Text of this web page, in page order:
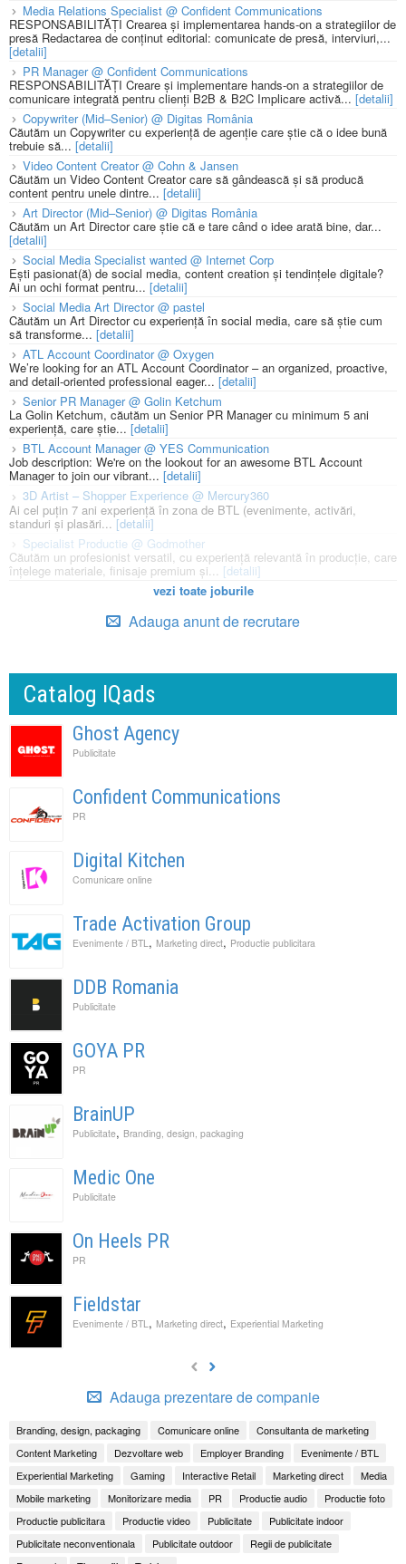
Media Relations Specialist @ Confident Communications
RESPONSABILITĂȚI Crearea și implementarea hands-on a strategiilor de
presă Redactarea de conținut editorial: comunicate de presă, interviuri,...
[detalii]
PR Manager @ Confident Communications
RESPONSABILITĂȚI Creare și implementare hands-on a strategiilor de
comunicare integrată pentru clienți B2B & B2C Implicare activă... [detalii]
Copywriter (Mid–Senior) @ Digitas România
Căutăm un Copywriter cu experiență de agenție care știe că o idee bună
trebuie să... [detalii]
Video Content Creator @ Cohn & Jansen
Căutăm un Video Content Creator care să gândească și să producă
content pentru unele dintre... [detalii]
Art Director (Mid–Senior) @ Digitas România
Căutăm un Art Director care știe că e tare când o idee arată bine, dar...
[detalii]
Social Media Specialist wanted @ Internet Corp
Ești pasionat(ă) de social media, content creation și tendințele digitale?
Ai un ochi format pentru... [detalii]
Social Media Art Director @ pastel
Căutăm un Art Director cu experiență în social media, care să știe cum
să transforme... [detalii]
ATL Account Coordinator @ Oxygen
We’re looking for an ATL Account Coordinator – an organized, proactive,
and detail-oriented professional eager... [detalii]
Senior PR Manager @ Golin Ketchum
La Golin Ketchum, căutăm un Senior PR Manager cu minimum 5 ani
experiență, care știe... [detalii]
BTL Account Manager @ YES Communication
Job description: We're on the lookout for an awesome BTL Account
Manager to join our vibrant... [detalii]
3D Artist – Shopper Experience @ Mercury360
Ai cel puțin 7 ani experiență în zona de BTL (evenimente, activări,
standuri și plasări...[detalii]
Specialist Productie @ Godmother
Căutăm un profesionist versatil, cu experiență relevantă în producție, care
înțelege materiale, finisaje premium și... [detalii]
vezi toate joburile
Adauga anunt de recrutare
Catalog IQads
Ghost Agency
Publicitate
Confident Communications
PR
Digital Kitchen
Comunicare online
Trade Activation Group
Evenimente / BTL , Marketing direct, Productie publicitara
DDB Romania
Publicitate
GOYA PR
PR
BrainUP
Publicitate, Branding, design, packaging
Medic One
Publicitate
On Heels PR
PR
Fieldstar
Evenimente / BTL , Marketing direct, Experiential Marketing
Adauga prezentare de companie
Branding, design, packaging Comunicare online
Consultanta de marketing
Content Marketing
Dezvoltare web Employer Branding
Evenimente / BTL
Experiential Marketing
Gaming Interactive Retail Marketing direct
Media
Mobile marketing
Monitorizare media PR Productie audio
Productie foto
Productie publicitara
Productie video Publicitate
Publicitate indoor
Publicitate neconventionala
Publicitate outdoor
Regii de publicitate